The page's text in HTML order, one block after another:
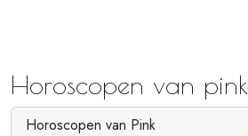
Horoscopen van pink
Horoscopen van Pink